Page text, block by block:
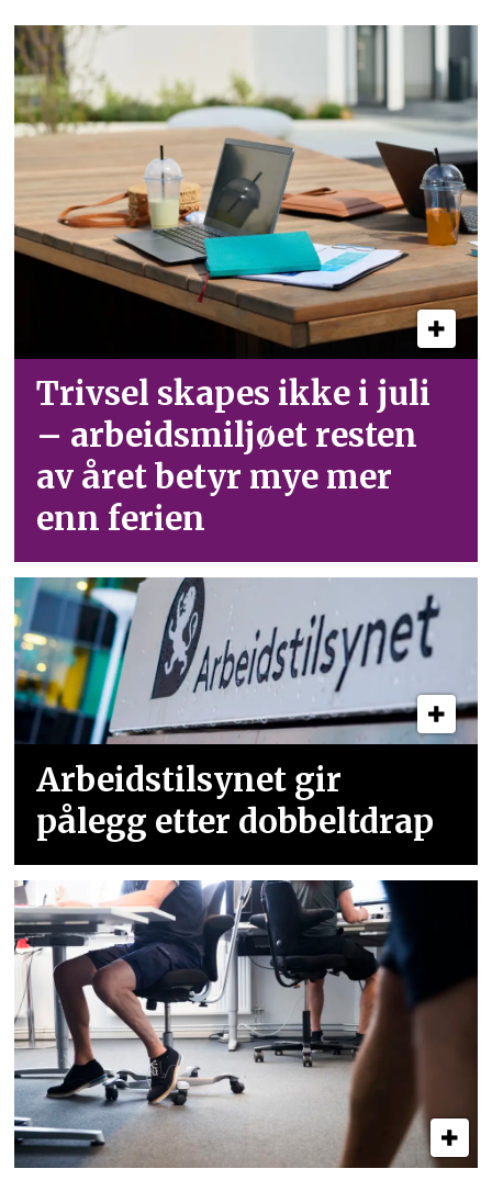
Trivsel skapes ikke i juli
– arbeid­smiljøet resten
av året betyr mye mer
enn ferien
Arbeidstilsynet gir
pålegg etter dobbeltdrap